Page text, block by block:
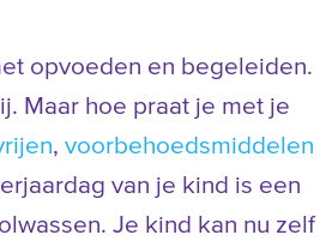
opvoeden en begeleiden.
Maar hoe praat je met je
, voorbehoedsmiddelen
van je kind is een
Je kind kan nu zelf